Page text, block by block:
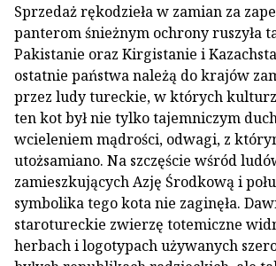
Sprzedaż rękodzieła w zamian za
panterom śnieżnym ochrony ruszyła
Pakistanie oraz Kirgistanie i
ostatnie państwa należą do krajów
przez ludy tureckie, w których
ten kot był nie tylko tajemniczym
wcieleniem mądrości, odwagi, z
utożsamiano. Na szczęście wśród
zamieszkujących Azję Środkową i
symbolika tego kota nie zaginęła.
starotureckie zwierzę totemiczne
herbach i logotypach używanych